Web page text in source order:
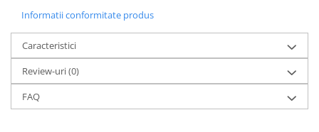
Informatii conformitate produs
Caracteristici
Review-uri(0)
FAQ